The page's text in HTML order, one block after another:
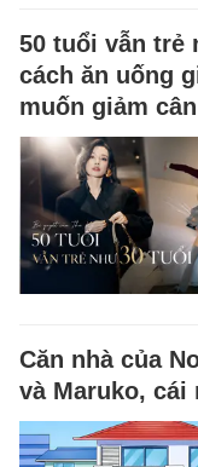
50 tuổi vẫn trẻ
cách ăn uống
muốn giảm
Căn nhà của
và Maruko, cái